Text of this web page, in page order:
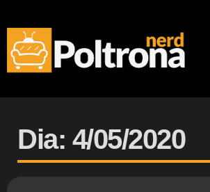
Dia: 4/05/2020